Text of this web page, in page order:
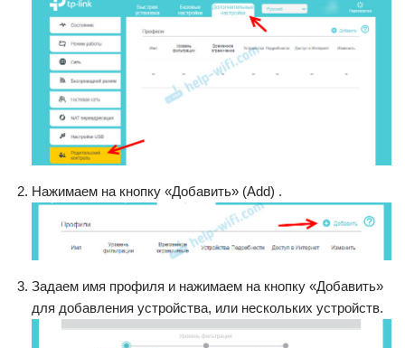
Нажимаем на кнопку «Добавить» (Add) .
Задаем имя профиля и нажимаем на кнопку «Добавить»
для добавления устройства, или нескольких устройств.